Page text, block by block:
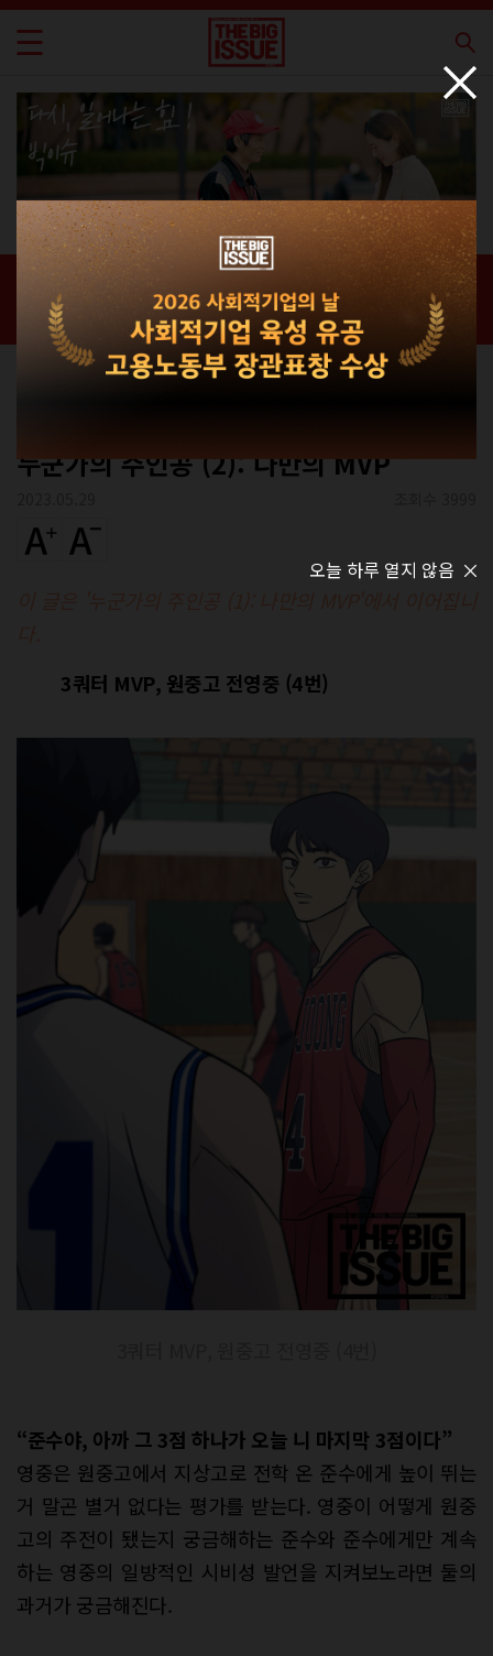
신간 · 과월호
홈 / 매거진 / 신간 · 과월호
누군가의 주인공 (2): 나만의 MVP
3쿼터 MVP, 원중고 전영중 (4번)
“준수야, 아까 그 3점 하나가 오늘 니 마지막 3점이다”
영중은 원중고에서 지상고로 전학 온 준수에게 높이 뛰는
거 말곤 별거 없다는 평가를 받는다. 영중이 어떻게 원중
고의 주전이 됐는지 궁금해하는 준수와 준수에게만 계속
하는 영중의 일방적인 시비성 발언을 지켜보노라면 둘의
과거가 궁금해진다.
오늘 하루 열지 않음